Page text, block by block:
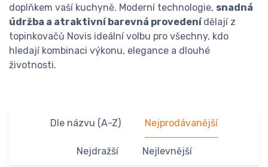
doplňkem vaší kuchyně. Moderní technologie, snadná
údržba a atraktivní barevná provedenídělají z
topinkovačů Novis ideální volbu pro všechny, kdo
hledají kombinaci výkonu, elegance a dlouhé
životnosti.
Dle názvu (A-Z) Nejprodávanější
Nejdražší Nejlevnější